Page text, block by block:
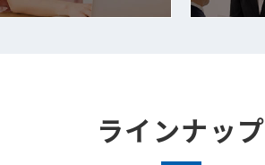
ラインナップ